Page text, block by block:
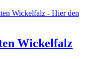
Wickelfalz